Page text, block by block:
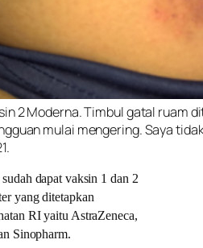
2 Moderna. Timbul gatal ruam
mulai mengering. Saya
dapat vaksin 1 dan 2
yang ditetapkan
RI yaitu AstraZeneca,
Sinopharm.